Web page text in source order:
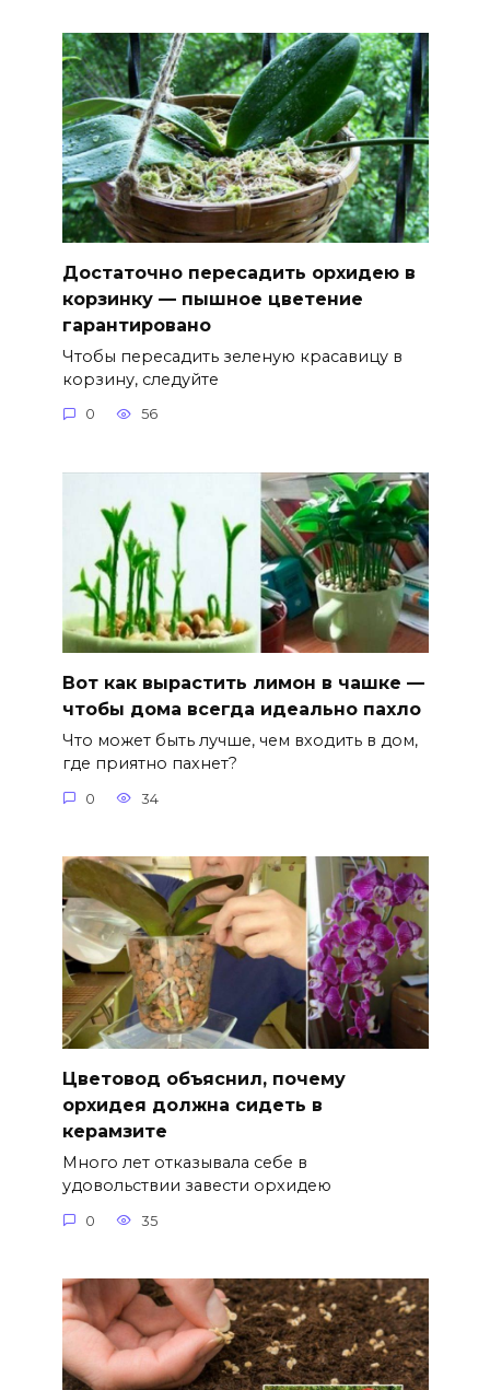
Достаточно пересадить орхидею в
корзинку — пышное цветение
гарантировано
Чтобы пересадить зеленую красавицу в
корзину, следуйте
0 56
Вот как вырастить лимон в чашке —
чтобы дома всегда идеально пахло
Что может быть лучше, чем входить в дом,
где приятно пахнет?
0 34
Цветовод объяснил, почему
орхидея должна сидеть в
керамзите
Много лет отказывала себе в
удовольствии завести орхидею
0 35